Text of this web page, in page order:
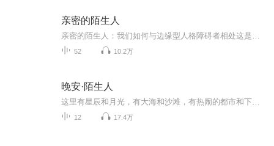
亲密的陌生人
52 10.2万
晚安·陌生人
12 17.4万